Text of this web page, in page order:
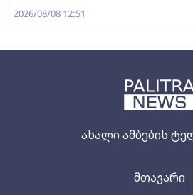
ახალი ამბების
მთავარი
2026/08/08 12:51